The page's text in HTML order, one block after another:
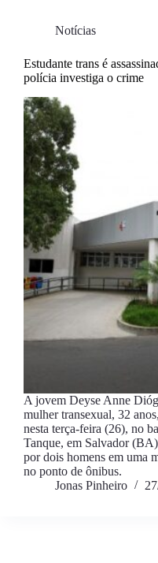
Notícias
Estudante trans é
polícia investiga o crime
A jovem Deyse Anne
mulher transexual, 32
nesta terça-feira (26), no
Tanque, em Salvador
por dois homens em uma
no ponto de ônibus.
Jonas Pinheiro